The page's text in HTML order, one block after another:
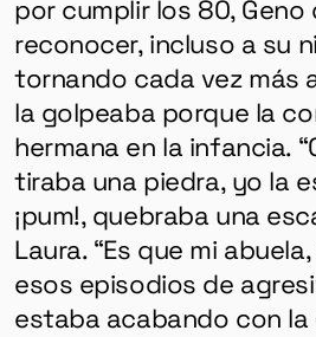
por cumplir los 80, Geno
reconocer, incluso a su
tornando cada vez más
la golpeaba porque la
hermana en la infancia.
tiraba una piedra, yo la
¡pum!, quebraba una
Laura. “Es que mi
esos episodios de
estaba acabando con la